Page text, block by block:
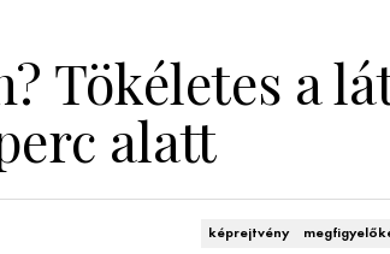
Tökéletes a
alatt
képrejtvény